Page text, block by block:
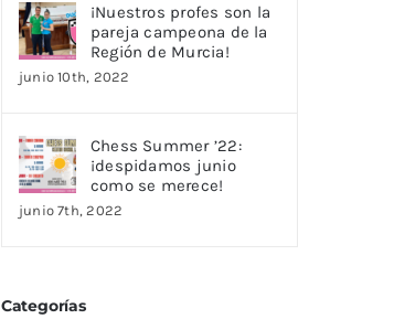
¡Nuestros profes son la
pareja campeona de la
Región de Murcia!
junio 10th, 2022
Chess Summer ’22:
¡despidamos junio
como se merece!
junio 7th, 2022
Categorías